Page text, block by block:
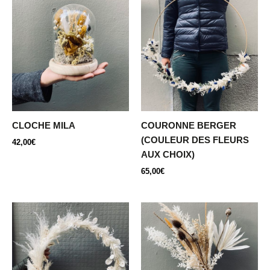
CLOCHE MILA
42,00€
COURONNE BERGER
(COULEUR DES FLEURS
AUX CHOIX)
65,00€
Ce
produit
plusieurs
variations.